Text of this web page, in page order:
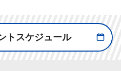
トスケジュール